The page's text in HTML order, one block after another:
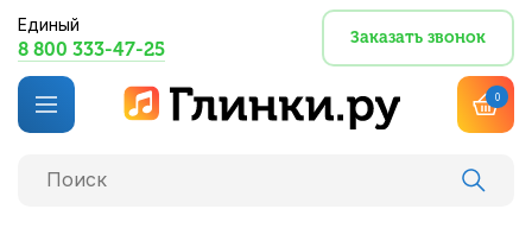
Единый
8 800 333-47-25
Заказать звонок
0